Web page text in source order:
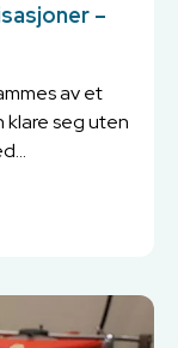
–
av et
klare seg uten